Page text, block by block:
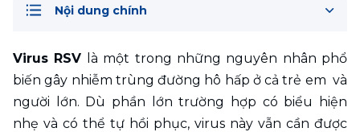
Nội dung chính
Virus RSV là một trong những nguyên nhân phổ
biến gây nhiễm trùng đường hô hấp ở cả trẻ em  và
người lớn. Dù phần lớn trường hợp có biểu hiện
nhẹ và có thể tự hồi phục, virus này vẫn cần được